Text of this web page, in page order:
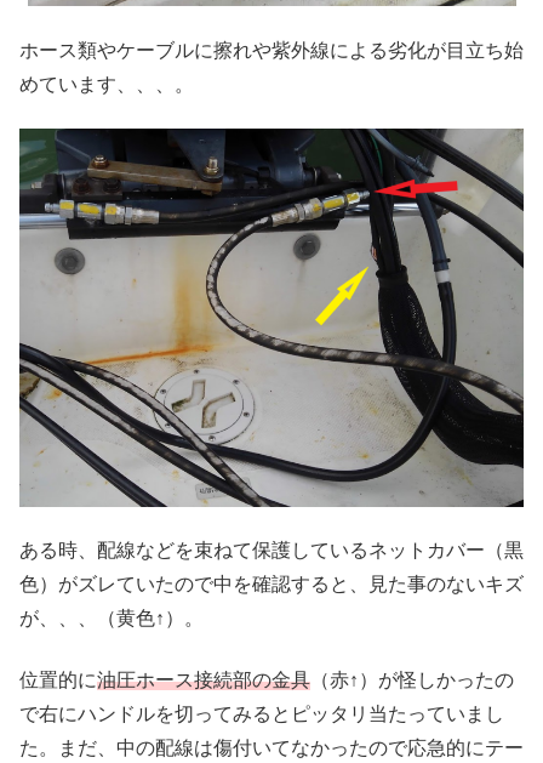
ホース類やケーブルに擦れや紫外線による劣化が目立ち始
めています、、、。
ある時、配線などを束ねて保護しているネットカバー（黒
色）がズレていたので中を確認すると、見た事のないキズ
が、、、（黄色↑）。
位置的に油圧ホース接続部の金具 （赤↑）が怪しかったの
で右にハンドルを切ってみるとピッタリ当たっていまし
た。まだ、中の配線は傷付いてなかったので応急的にテー